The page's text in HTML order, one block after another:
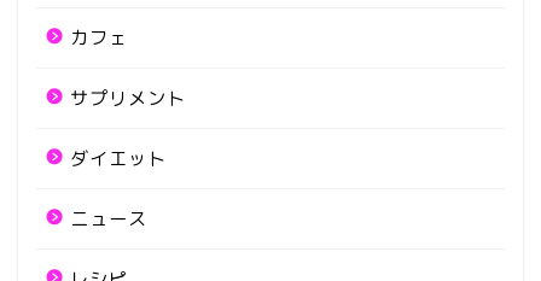
カフェ
サプリメント
ダイエット
ニュース